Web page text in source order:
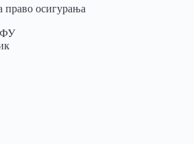
право осигурања